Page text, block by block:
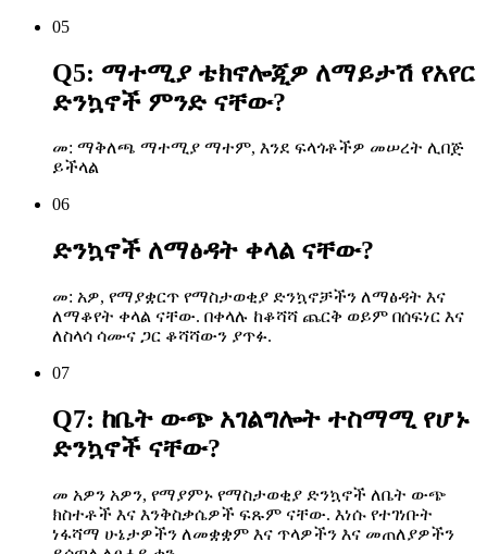
05
Q5: ማተሚያ ቴክኖሎጂዎ ለማይታሽ የአየር
ድንኳኖች ምንድ ናቸው?
መ: ማቅለጫ ማተሚያ ማተም, እንደ ፍላጎቶችዎ መሠረት ሊበጅ
ይችላል
06
ድንኳኖች ለማፅዳት ቀላል ናቸው?
መ: አዎ, የማያቋርጥ የማስታወቂያ ድንኳኖቻችን ለማፅዳት እና
ለማቆየት ቀላል ናቸው. በቀላሉ ከቆሻሻ ጨርቅ ወይም በሰፍነር እና
ለስላሳ ሳሙና ጋር ቆሻሻውን ያጥፉ.
07
Q7: ከቤት ውጭ አገልግሎት ተስማሚ የሆኑ
ድንኳኖች ናቸው?
መ አዎን አዎን, የማያምኑ የማስታወቂያ ድንኳኖች ለቤት ውጭ
ክስተቶች እና እንቅስቃሴዎች ፍጹም ናቸው. እነሱ የተገነቡት
ነፋሻማ ሁኔታዎችን ለመቋቋም እና ጥላዎችን እና መጠለያዎችን